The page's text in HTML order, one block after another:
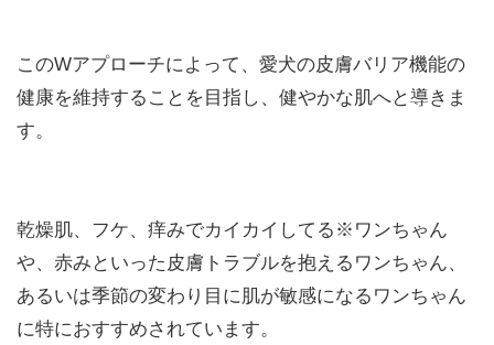
このWアプローチによって、愛犬の皮膚バリア機能の
健康を維持することを目指し、健やかな肌へと導きま
す。
乾燥肌、フケ、痒みでカイカイしてる※ワンちゃん
や、赤みといった皮膚トラブルを抱えるワンちゃん、
あるいは季節の変わり目に肌が敏感になるワンちゃん
に特におすすめされています。